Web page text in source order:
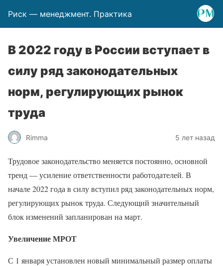
Риск — менеджмент. Практика
В 2022 году в России вступает в
силу ряд законодательных
норм, регулирующих рынок
труда
Rimma 5 лет назад
Трудовое законодательство меняется постоянно, основной
тренд — усиление ответственности работодателей. В
начале 2022 года в силу вступил ряд законодательных норм,
регулирующих рынок труда. Следующий значительный
блок изменений запланирован на март.
Увеличение МРОТ
С 1 января установлен новый минимальный размер оплаты